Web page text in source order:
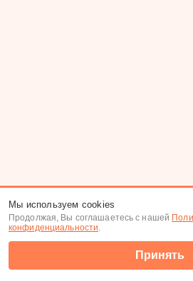
Мы используем cookies
Продолжая, Вы соглашаетесь с нашей
конфиденциальности.
Принять